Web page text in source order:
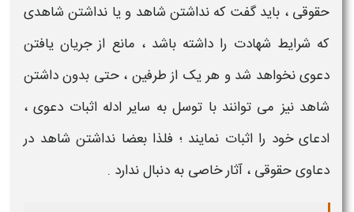
حقوقی ، باید گفت که نداشتن شاهد و یا نداشتن شاهدی
که شرایط شهادت را داشته باشد ، مانع از جریان یافتن
دعوی نخواهد شد و هر یک از طرفین ، حتی بدونداشتن
شاهدنیز می توانند با توسل به سایر ادله اثبات دعوی ،
ادعای خود را اثبات نمایند ؛ فلذا بعضا نداشتن شاهد در
دعاوی حقوقی ، آثارخاصی به دنبال ندارد .